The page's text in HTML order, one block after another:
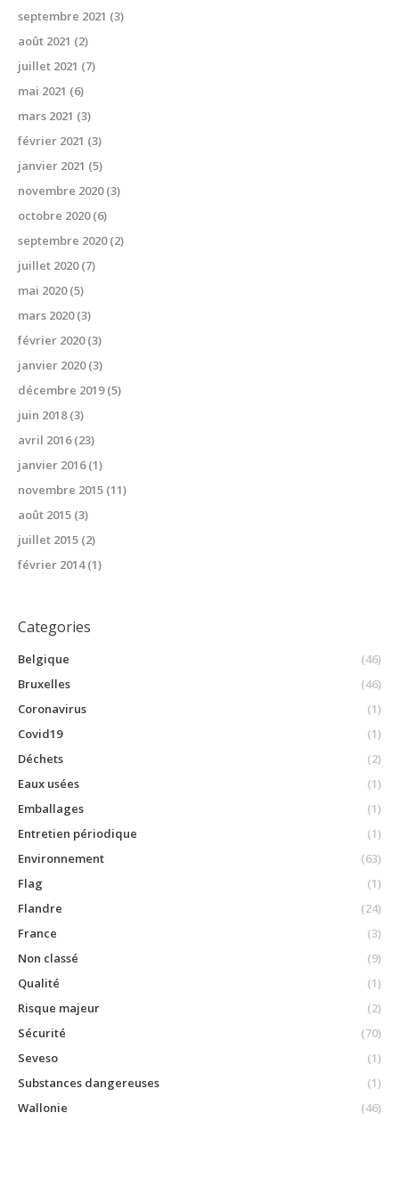
septembre 2021 (3)
août 2021 (2)
juillet 2021 (7)
mai 2021 (6)
mars 2021 (3)
février 2021 (3)
janvier 2021 (5)
novembre 2020(3)
octobre 2020(6)
septembre 2020(2)
juillet 2020(7)
mai 2020(5)
mars 2020(3)
février 2020(3)
janvier 2020(3)
décembre 2019(5)
juin 2018(3)
avril 2016(23)
janvier 2016(1)
novembre 2015 (11)
août 2015 (3)
juillet 2015 (2)
février 2014(1)
Categories
Belgique
(46)
Bruxelles
(46)
Coronavirus
(1)
Covid19
(1)
Déchets
(2)
Eaux usées
(1)
Emballages
(1)
Entretien périodique
(1)
Environnement
(63)
Flag
(1)
Flandre
(24)
France
(3)
Non classé
(9)
Qualité
(1)
Risque majeur
(2)
Sécurité
(70)
Seveso
(1)
Substances dangereuses
(1)
Wallonie
(46)